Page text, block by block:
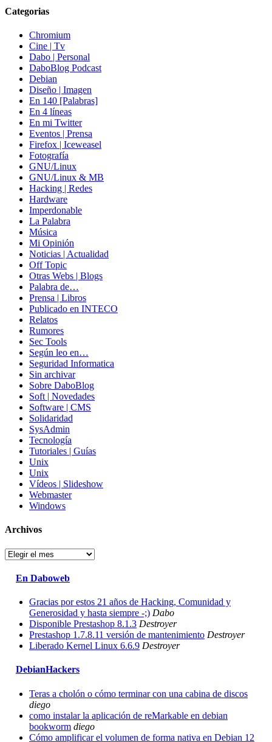
Categorias
Chromium
Cine | Tv
Dabo | Personal
DaboBlog Podcast
Debian
Diseño | Imagen
En 140 [Palabras]
En 4 líneas
En mi Twitter
Eventos | Prensa
Firefox | Iceweasel
Fotografía
GNU/Linux
GNU/Linux & MB
Hacking | Redes
Hardware
Imperdonable
La Palabra
Música
Mi Opinión
Noticias | Actualidad
Off Topic
Otras Webs | Blogs
Palabra de…
Prensa | Libros
Publicado en INTECO
Relatos
Rumores
Sec Tools
Según leo en…
Seguridad Informatica
Sin archivar
Sobre DaboBlog
Soft | Novedades
Software | CMS
Solidaridad
SysAdmin
Tecnología
Tutoriales | Guías
Unix
Unix
Vídeos | Slideshow
Webmaster
Windows
Archivos
Archivos
En Daboweb
Gracias por estos 21 años de Hacking, Comunidad y
Generosidad y hasta siempre -;) Dabo
Disponible Prestashop 8.1.3 Destroyer
Prestashop 1.7.8.11 versión de mantenimiento Destroyer
Liberado Kernel Linux 6.6.9 Destroyer
DebianHackers
Teras a cholón o cómo terminar con una cabina de discos
diego
como instalar la aplicación de reMarkable en debian
bookworm diego
Cómo amplificar el volumen de forma nativa en Debian 12